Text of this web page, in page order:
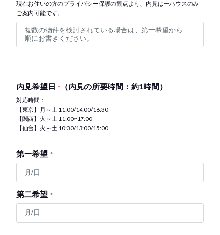
現在お住いの方のプライバシー保護の観点より、内見は一ハウスのみ
ご案内可能です。
内見希望日 * （内見の所要時間：約1時間）
対応時間：
【東京】月～土 11:00/14:00/16:30
【関西】火～土 11:00~17:00
【仙台】火～土 10:30/13:00/15:00
第一希望 *
第二希望 *